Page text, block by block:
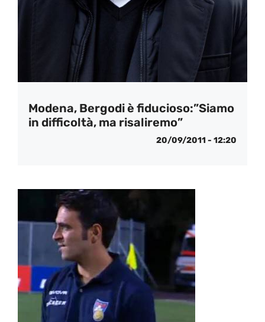
Modena, Bergodi è fiducioso:”Siamo
in difficoltà, ma risaliremo”
20/09/2011 - 12:20